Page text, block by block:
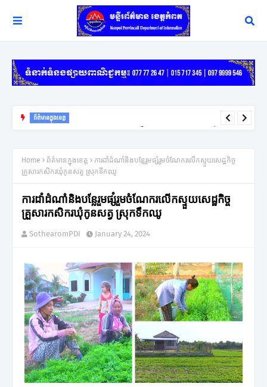
ព័ត៌មានក្នុងខេត្ត
Home ព័ត៌មានក្នុងខេត្ត
ការដាំដំណាំនិងបន្លែរួមផ្សំរួមចំណែករលើកស្ទួយសេដ្ឋកិច្ច
គ្រួសារកសិករឃុំកូនសត្វ ស្រុកទឹកឈូ
ការដាំដំណាំនិងបន្លែរួមផ្សំរួមចំណែករលើកស្ទួយសេដ្ឋកិច្ច
គ្រួសារកសិករឃុំកូនសត្វ ស្រុកទឹកឈូ
SothearomPDI January 24, 2024